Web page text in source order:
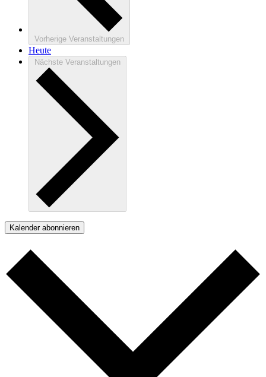
Vorherige Veranstaltungen
Heute
Nächste Veranstaltungen
Kalender abonnieren